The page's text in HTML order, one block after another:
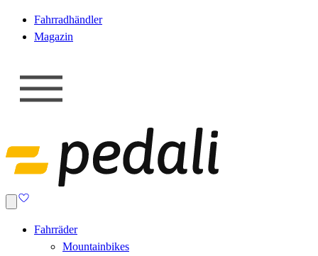
Fahrradhändler
Magazin
Fahrräder
Mountainbikes